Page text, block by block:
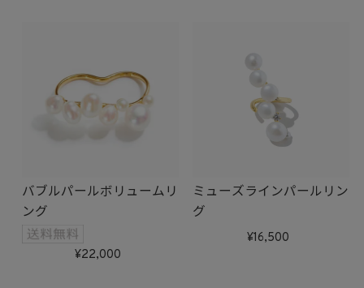
バブルパールボリュームリ
ング
22,000
ミューズラインパールリン
グ
16,500